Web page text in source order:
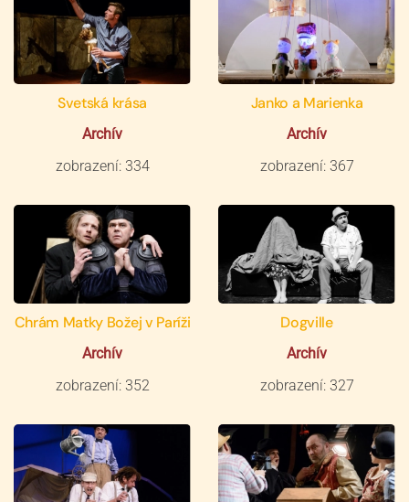
Svetská krása
Archív
zobrazení: 334
Janko a Marienka
Archív
zobrazení: 367
Chrám Matky Božej v Paríži
Archív
zobrazení: 352
Dogville
Archív
zobrazení: 327